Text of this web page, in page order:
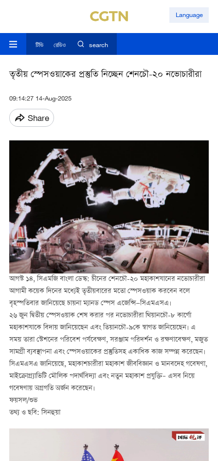
Language
টিভি রেডিও search
তৃতীয় স্পেসওয়াকের প্রস্তুতি নিচ্ছেন শেনচৌ-২০ নভোচারীরা
09:14:27 14-Aug-2025
Share
আগস্ট ১৪, সিএমজি বাংলা ডেস্ক: চীনের শেনচৌ-২০ মহাকাশযানের নভোচারীরা
আগামী কয়েক দিনের মধ্যেই তৃতীয়বারের মতো স্পেসওয়াক করবেন বলে
বৃহস্পতিবার জানিয়েছে চায়না ম্যানড স্পেস এজেন্সি—সিএমএসএ।
২৬ জুন দ্বিতীয় স্পেসওয়াক শেষ করার পর নভোচারীরা থিয়ানচৌ-৮ কার্গো
মহাকাশযাকে বিদায় জানিয়েছেন এবং তিয়ানচৌ-৯কে স্বাগত জানিয়েছেন। এ
সময় তারা স্টেশনের পরিবেশ পর্যবেক্ষণ, সরঞ্জাম পরিদর্শন ও রক্ষণাবেক্ষণ, মজুত
সামগ্রী ব্যবস্থাপনা এবং স্পেসওয়াকের প্রস্তুতিসহ একাধিক কাজ সম্পন্ন করেছেন।
সিএমএসএ জানিয়েছে, মহাকাশচারীরা মহাকাশ জীববিজ্ঞান ও মানবদেহ গবেষণা,
মাইক্রোগ্র্যাভিটি মৌলিক পদার্থবিদ্যা এবং নতুন মহাকাশ প্রযুক্তি– এসব নিয়ে
গবেষণায় অগ্রগতি অর্জন করেছেন।
ফয়সল/শুভ
তথ্য ও ছবি: সিনহুয়া